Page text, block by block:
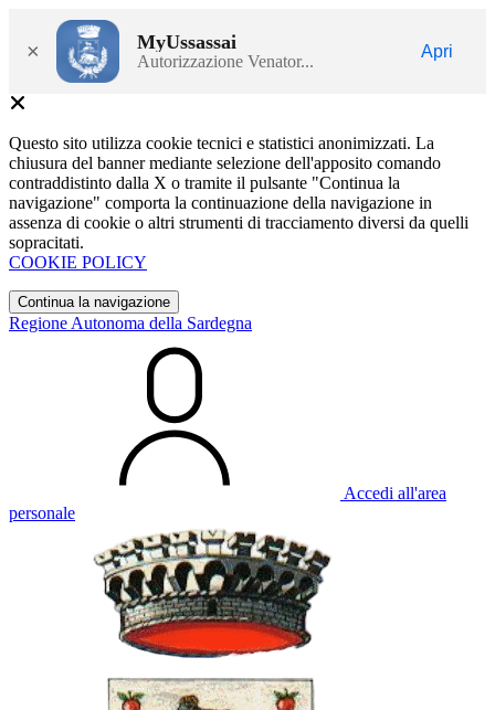
× MyUssassai
Autorizzazione Venator...
Apri
Questo sito utilizza cookie tecnici e statistici anonimizzati. La
chiusura del banner mediante selezione dell'apposito comando
contraddistinto dalla X o tramite il pulsante "Continua la
navigazione" comporta la continuazione della navigazione in
assenza di cookie o altri strumenti di tracciamento diversi da quelli
sopracitati.
COOKIE POLICY
Continua la navigazione
Regione Autonoma della Sardegna
Accedi all'area
personale